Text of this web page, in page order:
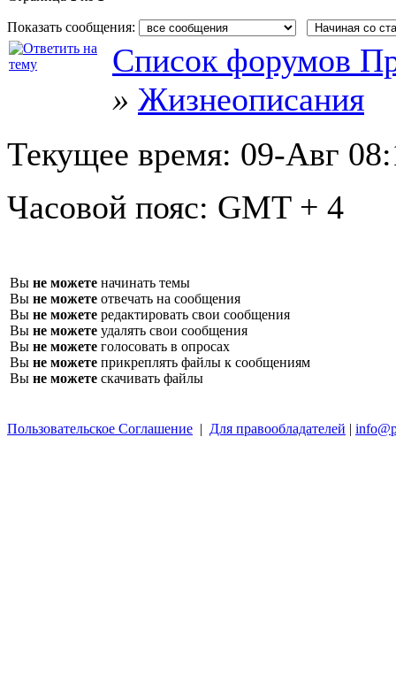
Показать сообщения:
Список форумов
» Жизнеописания
Текущее время: 09-Авг
Часовой пояс: GMT + 4
Вы не можете начинать темы
Вы не можете отвечать на сообщения
Вы не можете редактировать свои сообщения
Вы не можете удалять свои сообщения
Вы не можете голосовать в опросах
Вы не можете прикреплять файлы к сообщениям
Вы не можете скачивать файлы
Пользовательское Соглашение | Для правообладателей |